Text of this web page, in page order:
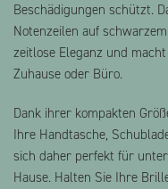
Beschädigungen schützt.
Notenzeilen auf
zeitlose Eleganz und
Zuhause oder Büro.
Dank ihrer kompakten
Ihre Handtasche,
sich daher perfekt für
Hause. Halten Sie Ihre